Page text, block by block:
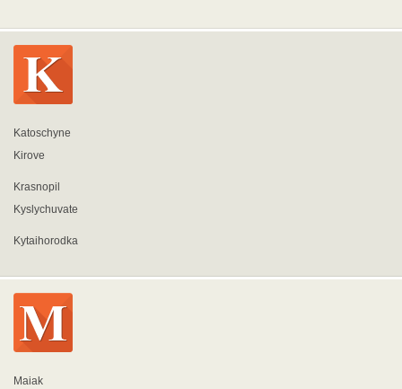
Katoschyne
Kirove
Krasnopil
Kyslychuvate
Kytaihorodka
Maiak